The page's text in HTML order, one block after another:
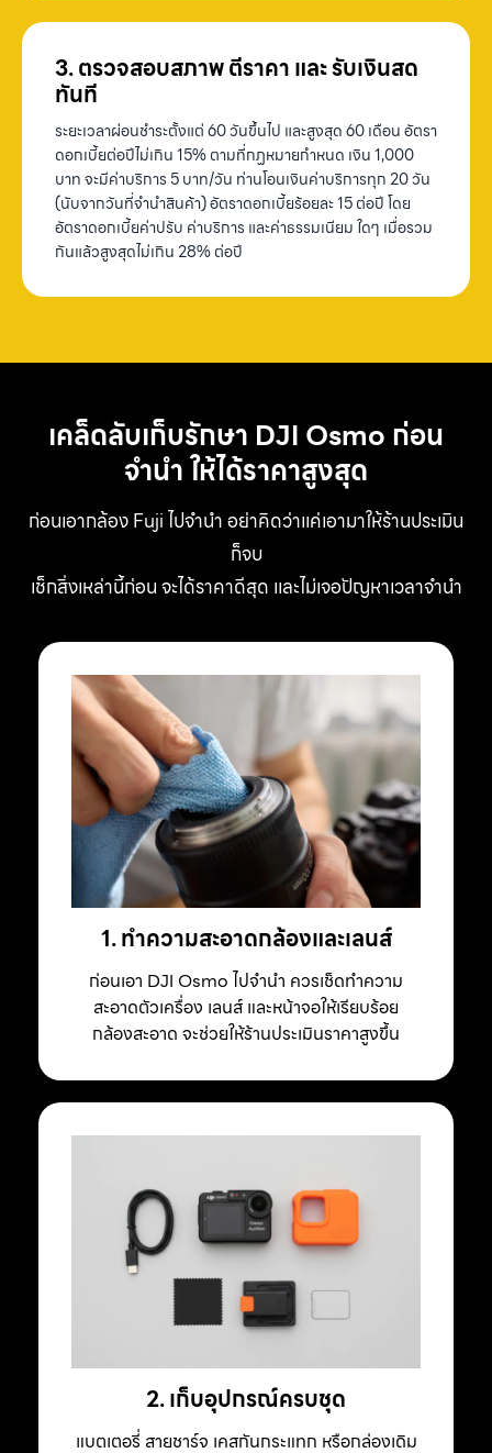
3. ตรวจสอบสภาพ ตีราคา และ รับเงินสด
ทันที
ระยะเวลาผ่อนชำระตั้งแต่ 60 วันขึ้นไป และสูงสุด 60 เดือน อัตรา
ดอกเบี้ยต่อปีไม่เกิน 15% ตามที่กฏหมายกำหนด เงิน 1,000
บาท จะมีค่าบริการ 5 บาท/วัน ท่านโอนเงินค่าบริการทุก 20 วัน
(นับจากวันที่จำนำสินค้า) อัตราดอกเบี้ยร้อยละ 15 ต่อปี โดย
อัตราดอกเบี้ยค่าปรับ ค่าบริการ และค่าธรรมเนียม ใดๆ เมื่อรวม
กันแล้วสูงสุดไม่เกิน 28% ต่อปี
เคล็ดลับเก็บรักษา DJI Osmo ก่อน
จำนำ ให้ได้ราคาสูงสุด
ก่อนเอากล้อง Fuji ไปจำนำ อย่าคิดว่าแค่เอามาให้ร้านประเมิน
ก็จบ
เช็กสิ่งเหล่านี้ก่อน จะได้ราคาดีสุด และไม่เจอปัญหาเวลาจำนำ
1. ทำความสะอาดกล้องและเลนส์
ก่อนเอา DJI Osmo ไปจำนำ ควรเช็ดทำความ
สะอาดตัวเครื่อง เลนส์ และหน้าจอให้เรียบร้อย
กล้องสะอาด จะช่วยให้ร้านประเมินราคาสูงขึ้น
2. เก็บอุปกรณ์ครบชุด
แบตเตอรี่ สายชาร์จ เคสกันกระแทก หรือกล่องเดิม